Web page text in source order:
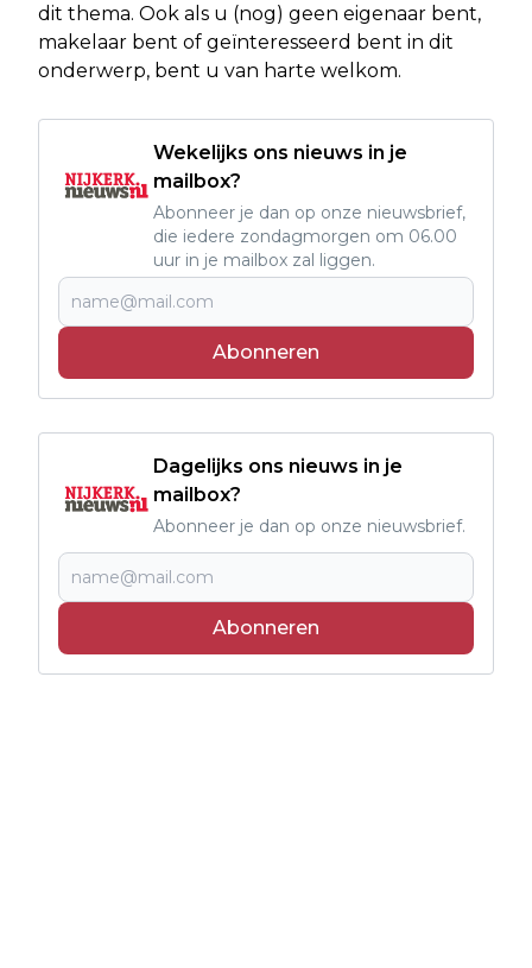
dit thema. Ook als u (nog) geen eigenaar bent,
makelaar bent of geïnteresseerd bent in dit
onderwerp, bent u van harte welkom.
Wekelijks ons nieuws in je
mailbox?
Abonneer je dan op onze nieuwsbrief,
die iedere zondagmorgen om 06.00
uur in je mailbox zal liggen.
Abonneren
Dagelijks ons nieuws in je
mailbox?
Abonneer je dan op onze nieuwsbrief.
Abonneren